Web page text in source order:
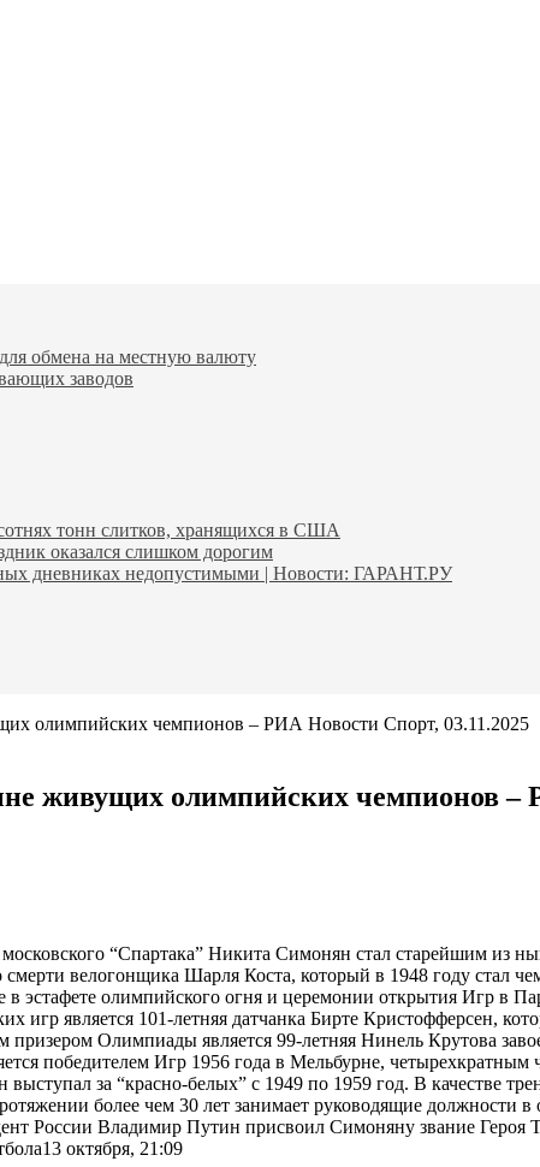
обмена на местную валюту
заводов
тонн слитков, хранящихся в США
оказался слишком дорогим
дневниках недопустимыми | Новости: ГАРАНТ.РУ
олимпийских чемпионов – РИА Новости Спорт, 03.11.2025
живущих олимпийских чемпионов –
“Спартака” Никита Симонян стал старейшим из
велогонщика Шарля Коста, который в 1948 году стал
в эстафете олимпийского огня и церемонии открытия Игр в
является 101-летняя датчанка Бирте Кристофферсен,
Олимпиады является 99-летняя Нинель Крутова
победителем Игр 1956 года в Мельбурне,
выступал за “красно-белых” с 1949 по 1959 год. В качестве
более чем 30 лет занимает руководящие должности в
России Владимир Путин присвоил Симоняну звание Героя
октября, 21:09